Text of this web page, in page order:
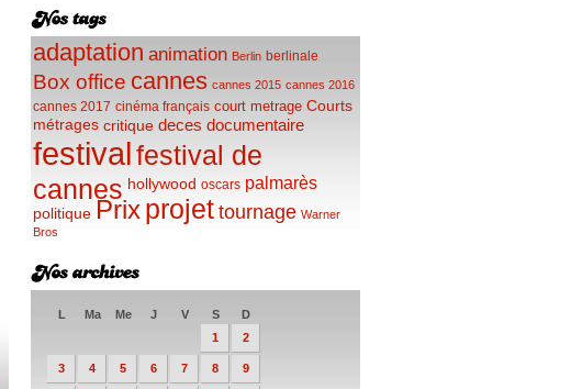
adaptation animation Berlin berlinale
Box office cannes cannes 2015 cannes 2016
cannes 2017 cinéma français court metrage Courts
métrages critique deces documentaire
festivalfestival de
cannes hollywood oscars palmarès
politique Prixprojet tournage Warner
Bros
L Ma Me J V S
D
1
2
3 4 5 6 7 8 9